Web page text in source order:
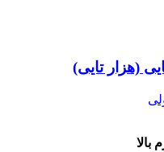
(هزار تایی)
بالا